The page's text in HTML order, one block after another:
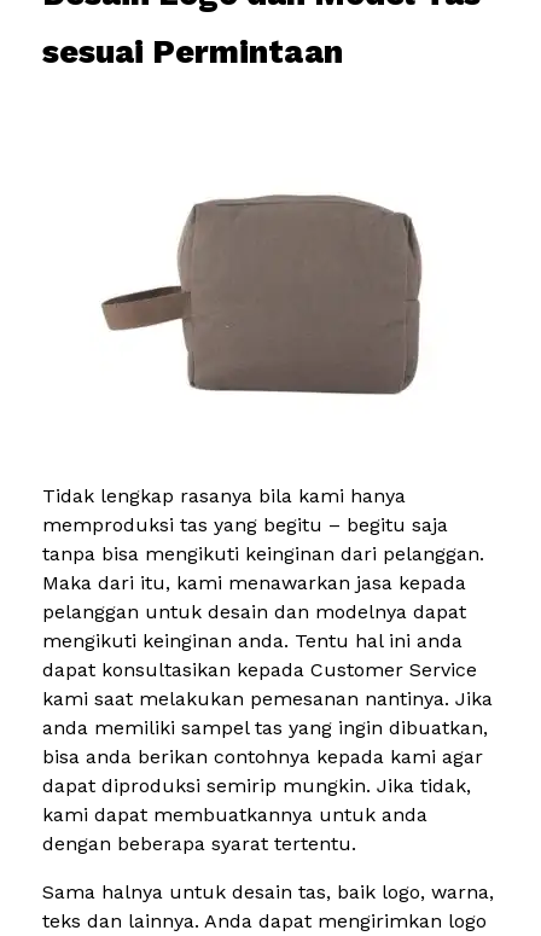
sesuai Permintaan
Tidak lengkap rasanya bila kami hanya
memproduksi tas yang begitu – begitu saja
tanpa bisa mengikuti keinginan dari pelanggan.
Maka dari itu, kami menawarkan jasa kepada
pelanggan untuk desain dan modelnya dapat
mengikuti keinginan anda. Tentu hal ini anda
dapat konsultasikan kepada Customer Service
kami saat melakukan pemesanan nantinya. Jika
anda memiliki sampel tas yang ingin dibuatkan,
bisa anda berikan contohnya kepada kami agar
dapat diproduksi semirip mungkin. Jika tidak,
kami dapat membuatkannya untuk anda
dengan beberapa syarat tertentu.
Sama halnya untuk desain tas, baik logo, warna,
teks dan lainnya. Anda dapat mengirimkan logo